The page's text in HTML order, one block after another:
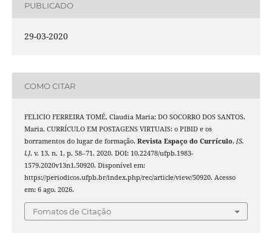
PUBLICADO
29-03-2020
COMO CITAR
FELICIO FERREIRA TOMÉ, Claudia Maria; DO SOCORRO DOS SANTOS,
Maria. CURRÍCULO EM POSTAGENS VIRTUAIS: o PIBID e os
borramentos do lugar de formação. Revista Espaço do Currículo, [S.
l.], v. 13, n. 1, p. 58–71, 2020. DOI: 10.22478/ufpb.1983-
1579.2020v13n1.50920. Disponível em:
https://periodicos.ufpb.br/index.php/rec/article/view/50920. Acesso
em: 6 ago. 2026.
Fomatos de Citação